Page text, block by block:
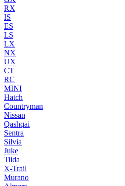
RX
IS
ES
LS
LX
NX
UX
CT
RC
MINI
Hatch
Countryman
Nissan
Qashqai
Sentra
Silvia
Juke
Tiida
X-Trail
Murano